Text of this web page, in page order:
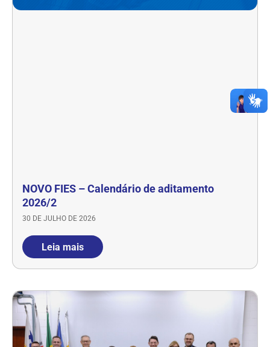
NOVO FIES – Calendário de aditamento
2026/2
30 DE JULHO DE 2026
Leia mais